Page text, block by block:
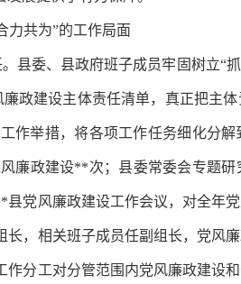
力共为”的工作局面
县委、县政府班子成员牢固树立“
政建设主体责任清单，真正把主
作举措，将各项工作任务细化分
廉政建设**次；县委常委会专题
党风廉政建设工作会议，对全年
，相关班子成员任副组长，党风
分工对分管范围内党风廉政建设